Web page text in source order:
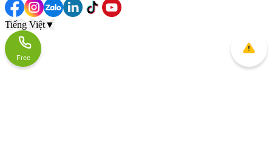
Tiếng Việt▼
Free